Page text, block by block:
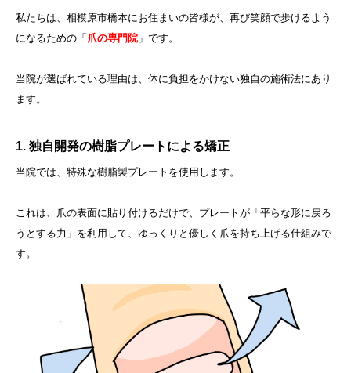
私たちは、相模原市橋本にお住まいの皆様が、再び笑顔で歩けるよう
になるための「 爪の専門院 」です。
当院が選ばれている理由は、体に負担をかけない独自の施術法にあり
ます。
1. 独自開発の樹脂プレートによる矯正
当院では、特殊な樹脂製プレートを使用します。
これは、爪の表面に貼り付けるだけで、プレートが「平らな形に戻ろ
うとする力」を利用して、ゆっくりと優しく爪を持ち上げる仕組みで
す。